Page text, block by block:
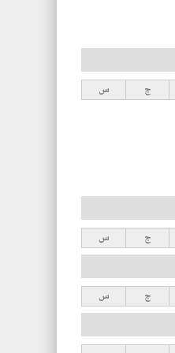
ج س
ج س
ج س